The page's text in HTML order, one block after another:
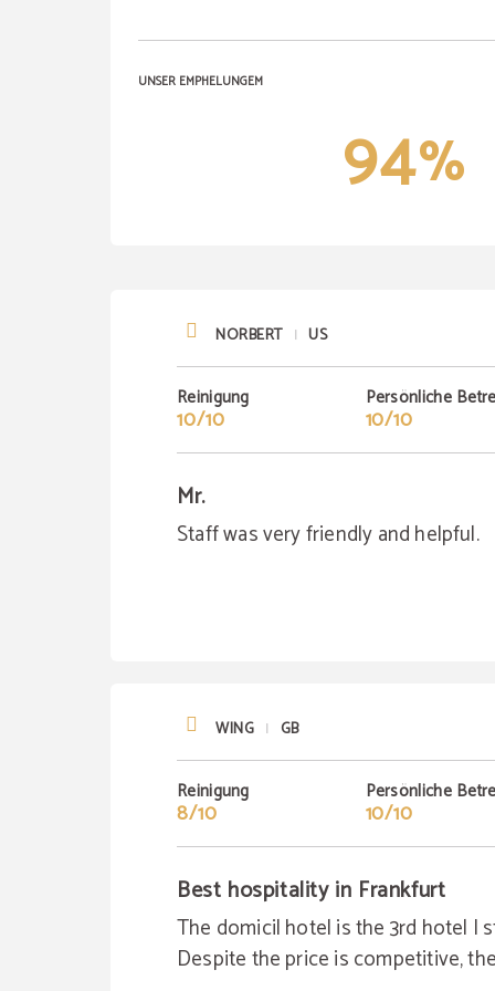
UNSER EMPHELUNGEM
94%
NORBERT | US
Reinigung
10/10
Persönliche
10/10
Mr.
Staff was very friendly and helpful.
WING | GB
Reinigung
8/10
Persönliche
10/10
Best hospitality in Frankfurt
The domicil hotel is the 3rd hotel I
Despite the price is competitive,